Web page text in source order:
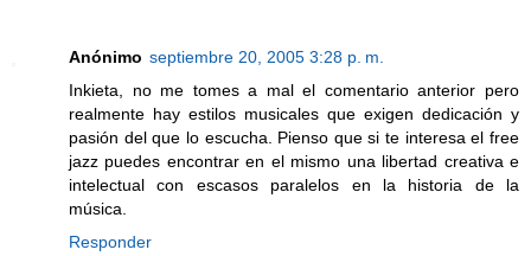
Anónimo septiembre 20, 2005 3:28 p. m.
Inkieta, no me tomes a mal el comentario anterior pero
realmente hay estilos musicales que exigen dedicación y
pasión del que lo escucha. Pienso que si te interesa el free
jazz puedes encontrar en el mismo una libertad creativa e
intelectual con escasos paralelos en la historia de la
música.
Responder